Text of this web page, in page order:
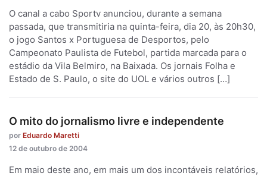
O canal a cabo Sportv anunciou, durante a semana
passada, que transmitiria na quinta-feira, dia 20, às 20h30,
o jogo Santos x Portuguesa de Desportos, pelo
Campeonato Paulista de Futebol, partida marcada para o
estádio da Vila Belmiro, na Baixada. Os jornais Folha e
Estado de S. Paulo, o site do UOL e vários outros […]
O mito do jornalismo livre e independente
por Eduardo Maretti
12 de outubro de 2004
Em maio deste ano, em mais um dos incontáveis relatórios,